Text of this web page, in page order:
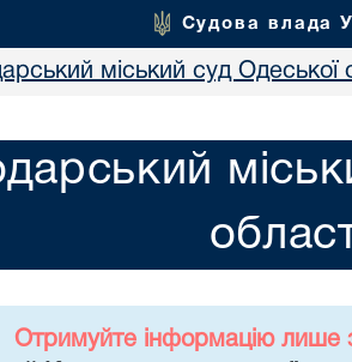
Судова влада
міський суд Одеської
Отримуйте інформацію лише